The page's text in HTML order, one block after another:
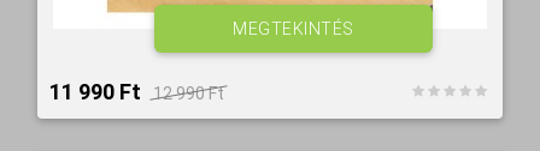
11 990 Ft‎ 12 990 Ft‎
MEGTEKINTÉS